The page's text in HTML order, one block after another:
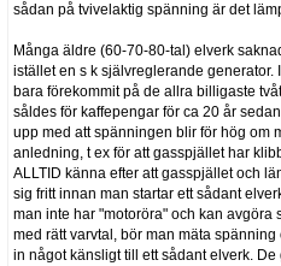
sådan på tvivelaktig spänning är det
Många äldre (60-70-80-tal) elverk
istället en s k självreglerande generator.
bara förekommit på de allra billigaste
såldes för kaffepengar för ca 20 år
upp med att spänningen blir för hög om
anledning, t ex för att gasspjället har
ALLTID känna efter att gasspjället och
sig fritt innan man startar ett sådant
man inte har "motoröra" och kan avgöra
med rätt varvtal, bör man mäta
in något känsligt till ett sådant elverk.